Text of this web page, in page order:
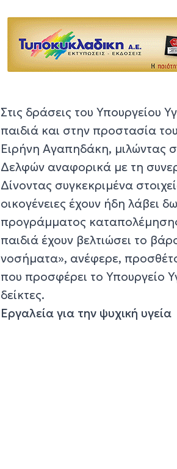
Στις δράσεις του Υπουργείου
παιδιά και στην προστασία
Ειρήνη Αγαπηδάκη, μιλώντας
Δελφών αναφορικά με τη
Δίνοντας συγκεκριμένα
οικογένειες έχουν ήδη λάβει
προγράμματος
παιδιά έχουν βελτιώσει το
νοσήματα», ανέφερε,
που προσφέρει το Υπουργείο
δείκτες.
Εργαλεία για την ψυχική υγεία